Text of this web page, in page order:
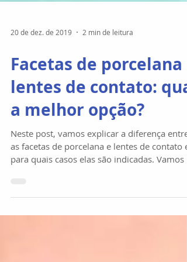
20 de dez. de 2019 2 min de leitura
Facetas de porcelana e
lentes de contato: qual
a melhor opção?
as facetas de porcelana e lentes de contato e